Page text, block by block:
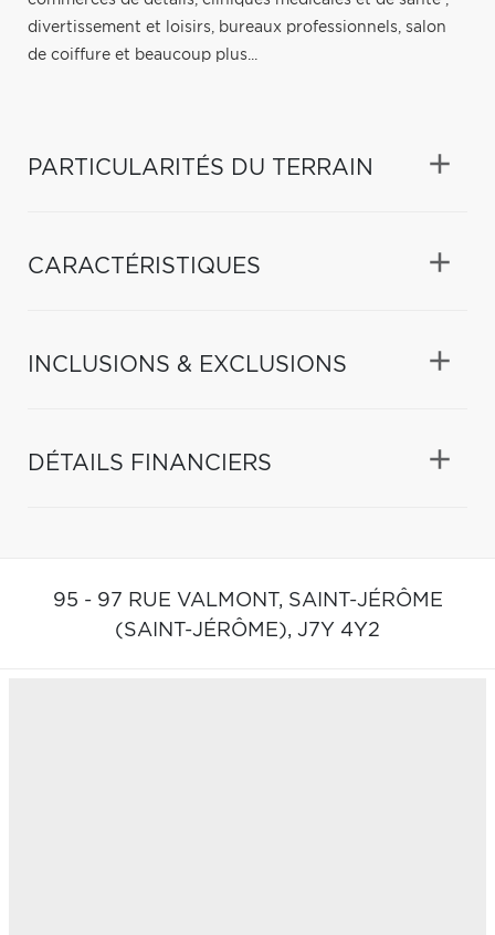
divertissement et loisirs, bureaux professionnels, salon
de coiffure et beaucoup plus...
PARTICULARITÉS DU TERRAIN
CARACTÉRISTIQUES
INCLUSIONS & EXCLUSIONS
DÉTAILS FINANCIERS
95 - 97 RUE VALMONT, SAINT-JÉRÔME
(SAINT-JÉRÔME), J7Y 4Y2